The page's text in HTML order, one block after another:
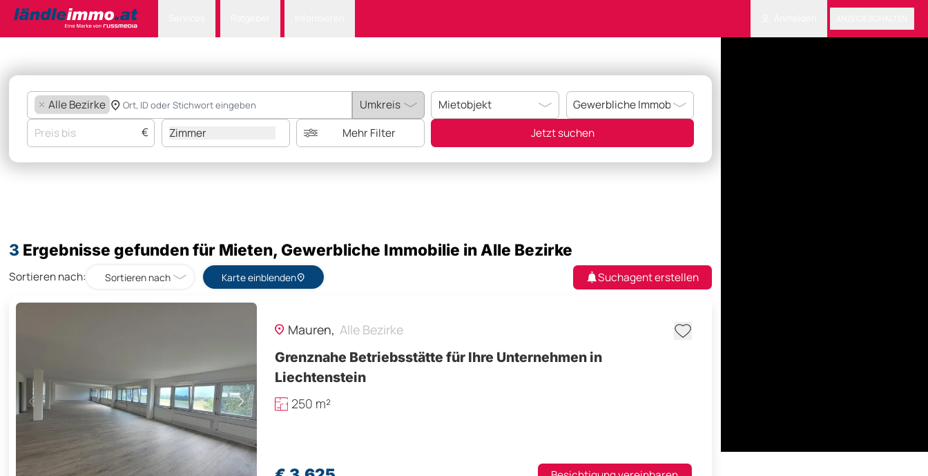
Alle Bezirke
€
Zimmer Mehr Filter Jetzt suchen
3 Ergebnisse gefunden für Mieten, Gewerbliche Immobilie in Alle Bezirke
Sortieren nach: Sortieren nach Karte einblenden Suchagent erstellen
Mauren, Alle Bezirke
Grenznahe Betriebsstätte für Ihre Unternehmen in
Liechtenstein
250 m²